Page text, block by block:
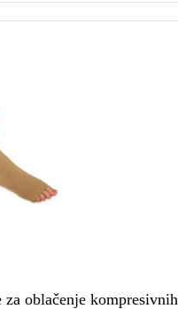
za oblačenje kompresivnih